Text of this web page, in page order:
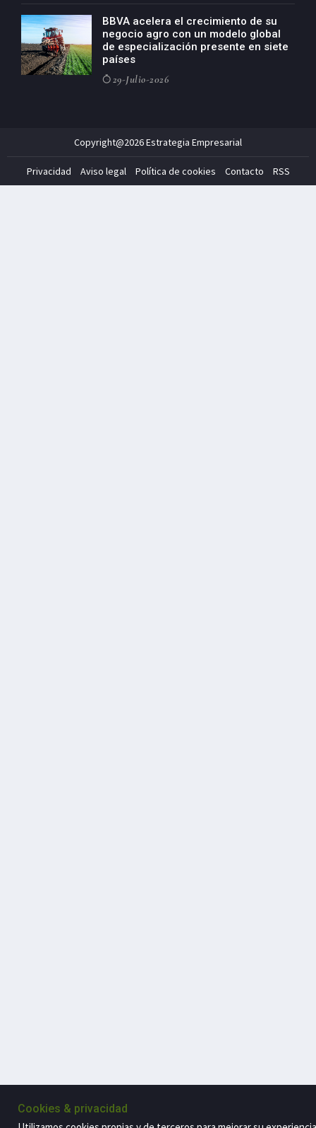
BBVA acelera el crecimiento de su
negocio agro con un modelo global
de especialización presente en siete
países
29-Julio-2026
Copyright@2026 Estrategia Empresarial
Privacidad Aviso legal Política de cookies Contacto RSS
Cookies & privacidad